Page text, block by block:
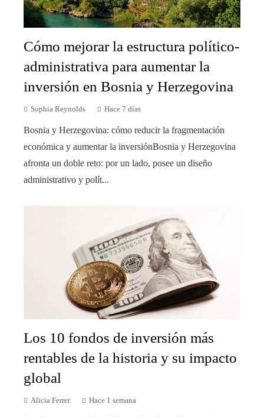
Cómo mejorar la estructura político-
administrativa para aumentar la
inversión en Bosnia y Herzegovina
Sophia Reynolds Hace 7 días
Bosnia y Herzegovina: cómo reducir la fragmentación
económica y aumentar la inversiónBosnia y Herzegovina
afronta un doble reto: por un lado, posee un diseño
administrativo y polít...
Los 10 fondos de inversión más
rentables de la historia y su impacto
global
Alicia Ferrer Hace 1 semana